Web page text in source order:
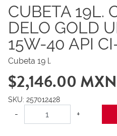
CUBETA 19L.
DELO GOLD
15W-40 API
Cubeta 19 l.
$2,146.00 MXN
SKU: 257012428
- +